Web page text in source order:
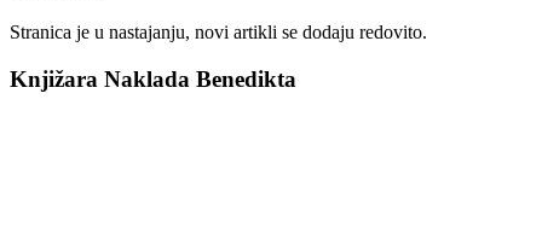
Stranica je u nastajanju, novi artikli se dodaju redovito.
Knjižara Naklada Benedikta